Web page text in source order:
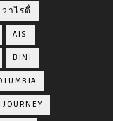
าไรตี้
AIS
BINI
JOURNEY